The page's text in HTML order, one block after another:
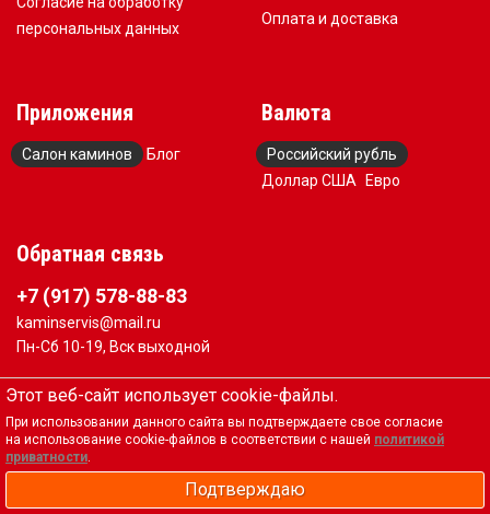
персональных данных
Оплата и доставка
Приложения
Салон каминов Блог
Валюта
Российский рубль
Доллар США
Евро
Обратная связь
+7 (917) 578-88-83
kaminservis@mail.ru
Пн-Сб 10-19, Вск выходной
Вся представленная на сайте информация, касающаяся
технических характеристик, наличия на складе,
стоимости товаров, носит информационный характер и
не является публичной офертой, определяемой
положениями Статьи 437(2) Гражданского кодекса РФ
Этот веб-сайт использует cookie-файлы.
При использовании данного сайта вы подтверждаете свое согласие
на использование cookie-файлов в соответствии с нашей политикой
приватности.
Подтверждаю